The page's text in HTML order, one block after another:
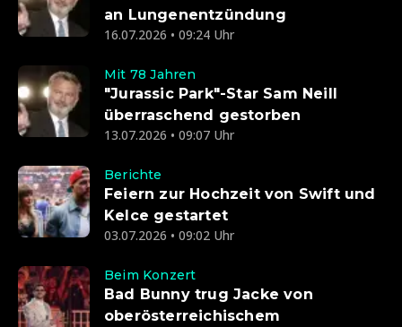
an Lungenentzündung
16.07.2026 • 09:24 Uhr
Mit 78 Jahren
"Jurassic Park"-Star Sam Neill
überraschend gestorben
13.07.2026 • 09:07 Uhr
Berichte
Feiern zur Hochzeit von Swift und
Kelce gestartet
03.07.2026 • 09:02 Uhr
Beim Konzert
Bad Bunny trug Jacke von
oberösterreichischem